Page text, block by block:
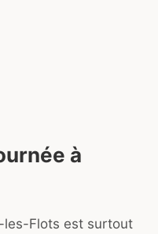
à
les-Flots est surtout